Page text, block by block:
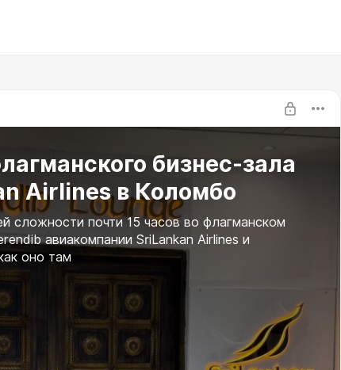
бизнес-зала
Airlines в Коломбо
сложности почти 15 часов во флагманском
авиакомпании SriLankan Airlines и
оно там